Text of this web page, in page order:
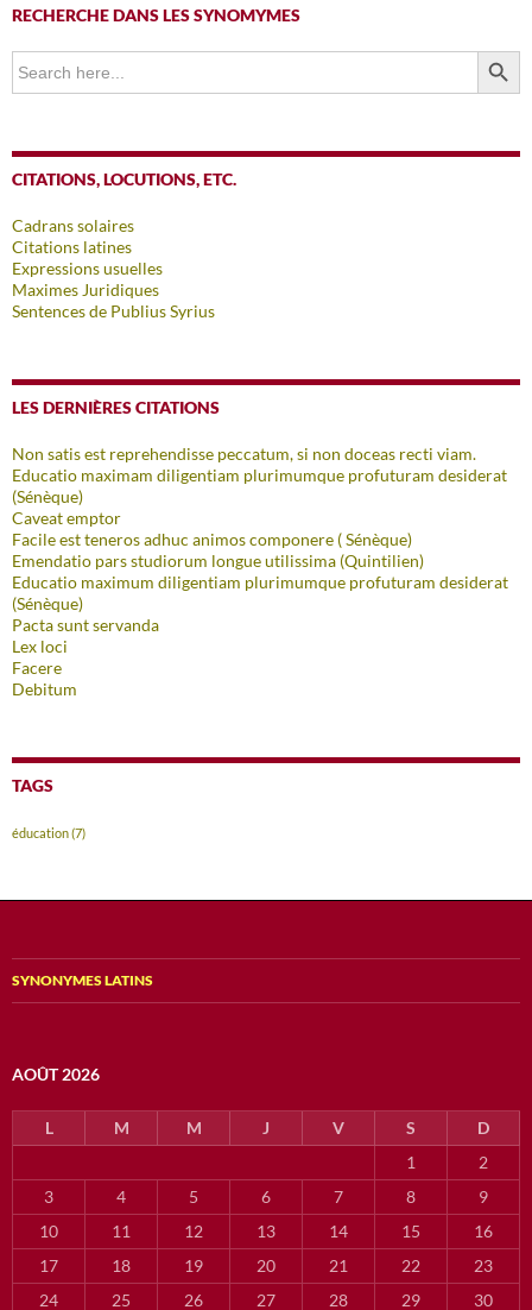
RECHERCHE DANS LES SYNOMYMES
Search
for:
SEARCH
CITATIONS, LOCUTIONS, ETC.
Cadrans solaires
Citations latines
Expressions usuelles
Maximes Juridiques
Sentences de Publius Syrius
LES DERNIÈRES CITATIONS
Non satis est reprehendisse peccatum, si non doceas recti viam.
Educatio maximam diligentiam plurimumque profuturam desiderat
(Sénèque)
Caveat emptor
Facile est teneros adhuc animos componere ( Sénèque)
Emendatio pars studiorum longue utilissima (Quintilien)
Educatio maximum diligentiam plurimumque profuturam desiderat
(Sénèque)
Pacta sunt servanda
Lex loci
Facere
Debitum
TAGS
éducation(7)
SYNONYMES LATINS
AOÛT 2026
L M M J V S
D
1
2
3
4 5 6 7 8
9
10
11 12 13 14 15
16
17
18 19 20 21 22
23
24
25 26 27 28 29 30